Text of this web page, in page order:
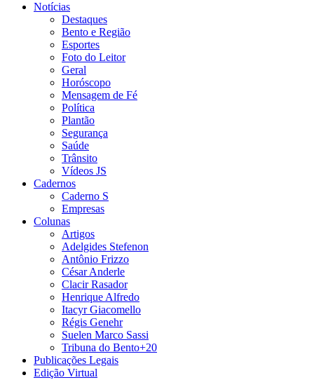
Notícias
Destaques
Bento e Região
Esportes
Foto do Leitor
Geral
Horóscopo
Mensagem de Fé
Política
Plantão
Segurança
Saúde
Trânsito
Vídeos JS
Cadernos
Caderno S
Empresas
Colunas
Artigos
Adelgides Stefenon
Antônio Frizzo
César Anderle
Clacir Rasador
Henrique Alfredo
Itacyr Giacomello
Régis Genehr
Suelen Marco Sassi
Tribuna do Bento+20
Publicações Legais
Edição Virtual